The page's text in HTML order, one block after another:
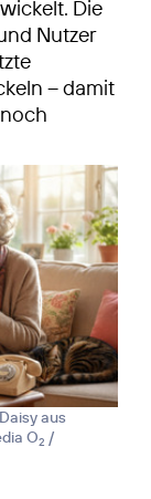
Die
Nutzer
– damit
aus
O2 /